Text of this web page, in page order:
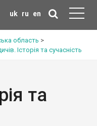
uk ru en
область >
Історія та сучасність
та